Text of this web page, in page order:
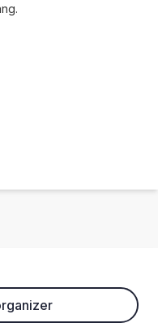
the organizer